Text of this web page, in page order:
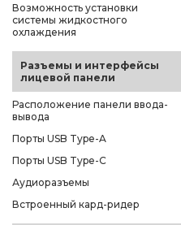
Возможность установки
системы жидкостного
охлаждения
Разъемы и интерфейсы
лицевой панели
Расположение панели ввода-
вывода
Порты USB Type-A
Порты USB Type-C
Аудиоразъемы
Встроенный кард-ридер